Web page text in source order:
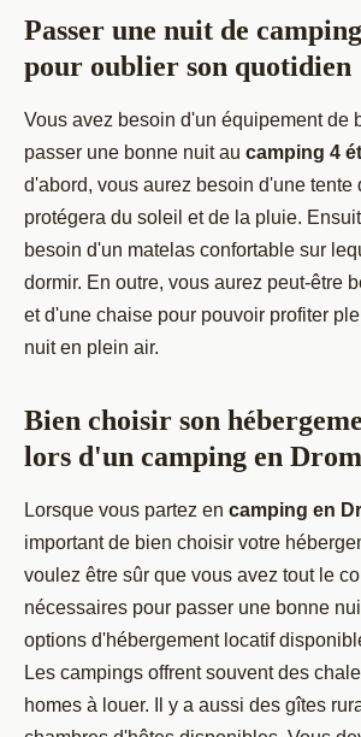
Passer une nuit de
pour oublier son quotidien
Vous avez besoin d'un équipement de
passer une bonne nuit au camping 4
d'abord, vous aurez besoin d'une tente
protégera du soleil et de la pluie.
besoin d'un matelas confortable sur
dormir. En outre, vous aurez peut-être
et d'une chaise pour pouvoir profiter
nuit en plein air.
Bien choisir son
lors d'un camping en
Lorsque vous partez en camping en
important de bien choisir votre
voulez être sûr que vous avez tout le
nécessaires pour passer une bonne
options d'hébergement locatif
Les campings offrent souvent des
homes à louer. Il y a aussi des gîtes